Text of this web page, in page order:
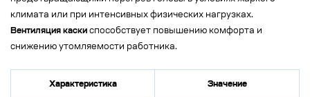
климата или при интенсивных физических нагрузках.
Вентиляция каски способствует повышению комфорта и
снижению утомляемости работника.
Характеристика Значение